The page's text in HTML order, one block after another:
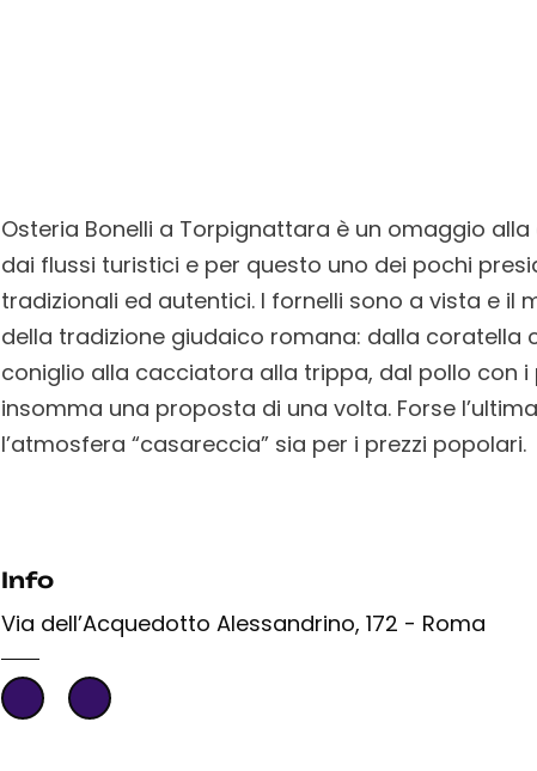
Osteria Bonelli a Torpignattara è un omaggio
dai flussi turistici e per questo uno dei pochi
tradizionali ed autentici. I fornelli sono a vista e il
della tradizione giudaico romana: dalla coratella
coniglio alla cacciatora alla trippa, dal pollo con
insomma una proposta di una volta. Forse
l’atmosfera “casareccia” sia per i prezzi popolari.
Info
Via dell’Acquedotto Alessandrino, 172 - Roma